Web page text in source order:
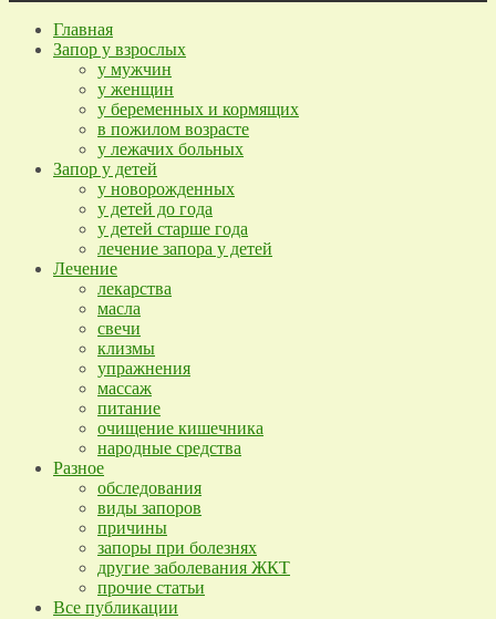
Главная
Запор у взрослых
у мужчин
у женщин
у беременных и кормящих
в пожилом возрасте
у лежачих больных
Запор у детей
у новорожденных
у детей до года
у детей старше года
лечение запора у детей
Лечение
лекарства
масла
свечи
клизмы
упражнения
массаж
питание
очищение кишечника
народные средства
Разное
обследования
виды запоров
причины
запоры при болезнях
другие заболевания ЖКТ
прочие статьи
Все публикации